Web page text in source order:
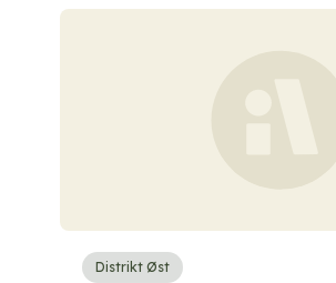
Distrikt Øst